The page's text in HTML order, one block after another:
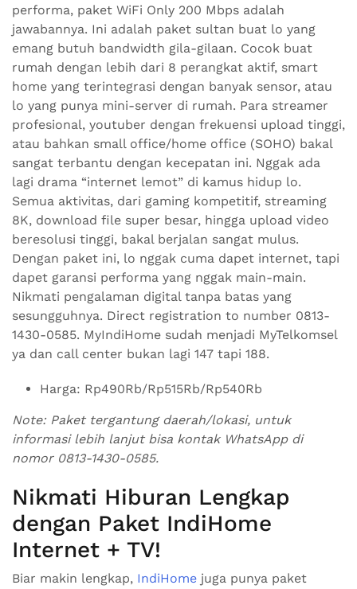
performa, paket WiFi Only 200 Mbps adalah
jawabannya. Ini adalah paket sultan buat lo yang
emang butuh bandwidth gila-gilaan. Cocok buat
rumah dengan lebih dari 8 perangkat aktif, smart
home yang terintegrasi dengan banyak sensor, atau
lo yang punya mini-server di rumah. Para streamer
profesional, youtuber dengan frekuensi upload tinggi,
atau bahkan small office/home office (SOHO) bakal
sangat terbantu dengan kecepatan ini. Nggak ada
lagi drama “internet lemot” di kamus hidup lo.
Semua aktivitas, dari gaming kompetitif, streaming
8K, download file super besar, hingga upload video
beresolusi tinggi, bakal berjalan sangat mulus.
Dengan paket ini, lo nggak cuma dapet internet, tapi
dapet garansi performa yang nggak main-main.
Nikmati pengalaman digital tanpa batas yang
sesungguhnya. Direct registration to number 0813-
1430-0585. MyIndiHome sudah menjadi MyTelkomsel
ya dan call center bukan lagi 147 tapi 188.
Harga: Rp490Rb/Rp515Rb/Rp540Rb
Note: Paket tergantung daerah/lokasi, untuk
informasi lebih lanjut bisa kontak WhatsApp di
nomor 0813-1430-0585.
Nikmati Hiburan Lengkap
dengan Paket IndiHome
Internet + TV!
Biar makin lengkap, IndiHome juga punya paket